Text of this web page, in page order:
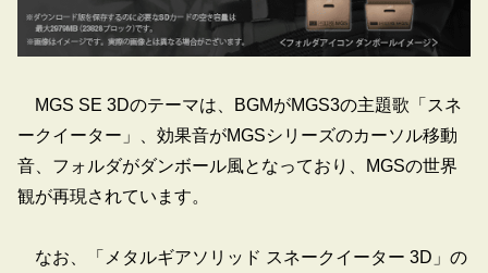
MGS SE 3Dのテーマは、BGMがMGS3の主題歌「スネ
ークイーター」、効果音がMGSシリーズのカーソル移動
音、フォルダがダンボール風となっており、MGSの世界
観が再現されています。
なお、「メタルギアソリッド スネークイーター 3D」の